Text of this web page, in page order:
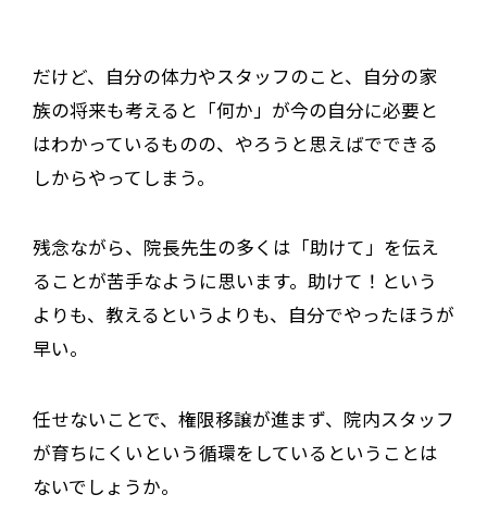
だけど、自分の体力やスタッフのこと、自分の家
族の将来も考えると「何か」が今の自分に必要と
はわかっているものの、やろうと思えばでできる
しからやってしまう。
残念ながら、院長先生の多くは「助けて」を伝え
ることが苦手なように思います。助けて！という
よりも、教えるというよりも、自分でやったほうが
早い。
任せないことで、権限移譲が進まず、院内スタッフ
が育ちにくいという循環をしているということは
ないでしょうか。